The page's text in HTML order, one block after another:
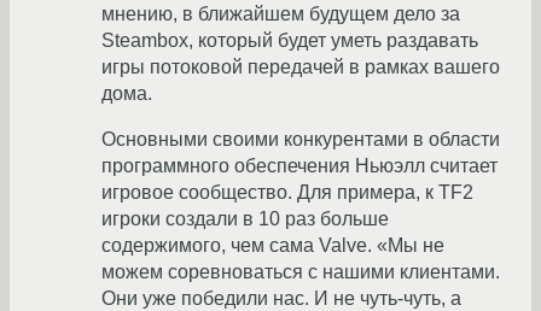
мнению, в ближайшем будущем дело за
Steambox, который будет уметь раздавать
игры потоковой передачей в рамках вашего
дома.
Основными своими конкурентами в области
программного обеспечения Ньюэлл считает
игровое сообщество. Для примера, к TF2
игроки создали в 10 раз больше
содержимого, чем сама Valve. «Мы не
можем соревноваться с нашими клиентами.
Они уже победили нас. И не чуть-чуть, а